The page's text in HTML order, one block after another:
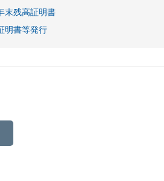
末残高証明書
明書等発行